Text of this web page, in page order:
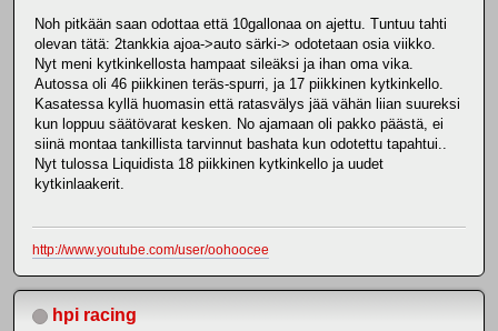
Noh pitkään saan odottaa että 10gallonaa on ajettu. Tuntuu tahti
olevan tätä: 2tankkia ajoa->auto särki-> odotetaan osia viikko.
Nyt meni kytkinkellosta hampaat sileäksi ja ihan oma vika.
Autossa oli 46 piikkinen teräs-spurri, ja 17 piikkinen kytkinkello.
Kasatessa kyllä huomasin että ratasvälys jää vähän liian suureksi
kun loppuu säätövarat kesken. No ajamaan oli pakko päästä, ei
siinä montaa tankillista tarvinnut bashata kun odotettu tapahtui..
Nyt tulossa Liquidista 18 piikkinen kytkinkello ja uudet
kytkinlaakerit.
http://www.youtube.com/user/oohoocee
hpi racing